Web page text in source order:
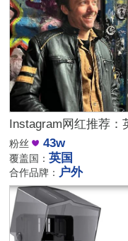
粉丝 43w
覆盖国：英国
合作品牌： 户外